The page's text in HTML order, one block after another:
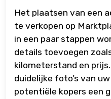
Het plaatsen van een
te verkopen op
in een paar stappen
details toevoegen
kilometerstand en
duidelijke foto’s van
potentiële kopers een